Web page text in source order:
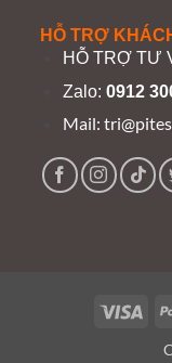
HỖ TRỢ
HỖ TRỢ TƯ
Zalo:0912
Mail:
Visa